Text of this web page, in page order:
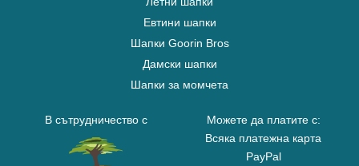
Евтини шапки
Шапки Goorin Bros
Дамски шапки
Шапки за момчета
В сътрудничество с
Можете да платите с:
Всяка платежна карта
PayPal